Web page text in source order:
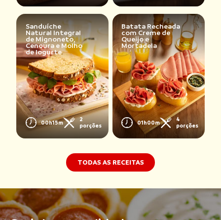
00h15m
2
porções
Sanduíche
Natural Integral
de Mignoneto,
Cenoura e Molho
de Iogurte
01h00m
4
porções
Batata Recheada
com Creme de
Queijo e
Mortadela
TODAS AS RECEITAS